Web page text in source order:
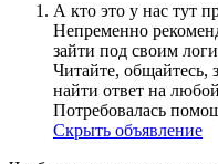
А кто это у нас тут
Непременно
зайти под своим
Читайте,
найти ответ на
Потребовалась
Скрыть объявление